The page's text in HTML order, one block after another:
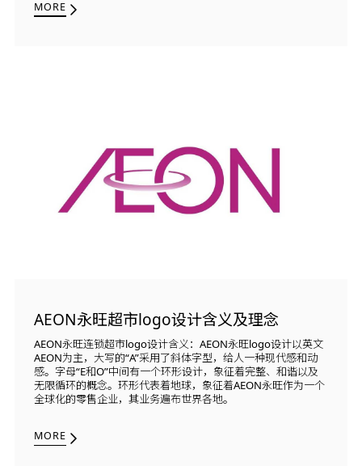
MORE
AEON永旺超市logo设计含义及理念
AEON永旺连锁超市logo设计含义：AEON永旺logo设计以英文
AEON为主，大写的“A”采用了斜体字型，给人一种现代感和动
感。字母“E和O”中间有一个环形设计，象征着完整、和谐以及
无限循环的概念。环形代表着地球，象征着AEON永旺作为一个
全球化的零售企业，其业务遍布世界各地。
MORE